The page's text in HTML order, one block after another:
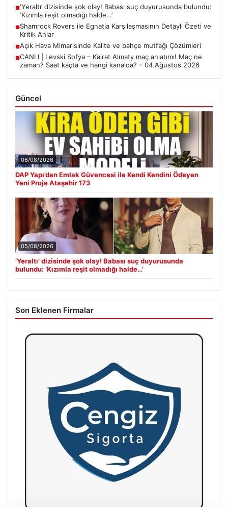
■‘Yeraltı’ dizisinde şok olay! Babası suç duyurusunda bulundu:
‘Kızımla reşit olmadığı halde…’
■Shamrock Rovers ile Egnatia Karşılaşmasının Detaylı Özeti ve
Kritik Anlar
■Açık Hava Mimarisinde Kalite ve bahçe mutfağı Çözümleri
■CANLI | Levski Sofya – Kairat Almaty maç anlatımı! Maç ne
zaman? Saat kaçta ve hangi kanalda? – 04 Ağustos 2026
Güncel
06/08/2026
DAP Yapı’dan Emlak Güvencesi ile Kendi Kendini Ödeyen
Yeni Proje Ataşehir 173
05/08/2026
‘Yeraltı’ dizisinde şok olay! Babası suç duyurusunda
bulundu: ‘Kızımla reşit olmadığı halde…’
Son Eklenen Firmalar